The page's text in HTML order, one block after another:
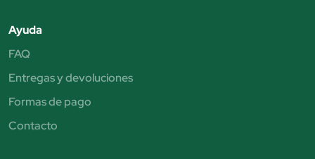
Ayuda
FAQ
Entregas y devoluciones
Formas de pago
Contacto